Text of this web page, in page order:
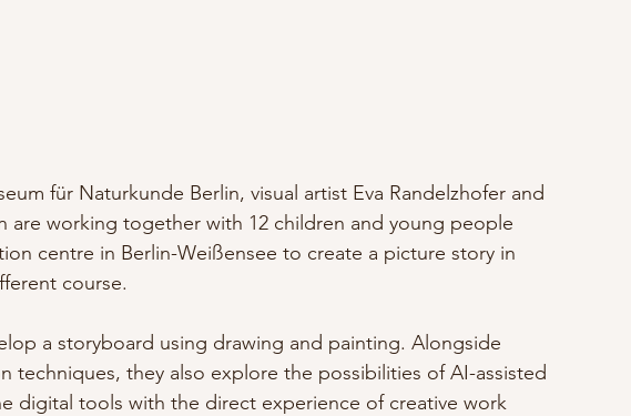
für Naturkunde Berlin, visual artist Eva Randelzhofer and
are working together with 12 children and young people
centre in Berlin-Weißensee to create a picture story in
course.
a storyboard using drawing and painting. Alongside
techniques, they also explore the possibilities of AI-assisted
digital tools with the direct experience of creative work